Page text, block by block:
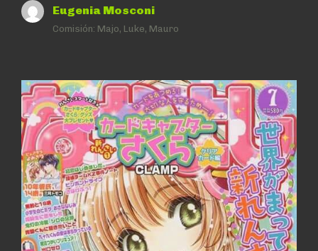
Eugenia Mosconi
Comisión: Majo, Luke, Mauro